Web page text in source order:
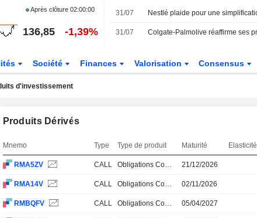
Après clôture02:00:00
136,85 -1,39%
31/07
31/07
Société Finances Valorisation Consensus
d'investissement
Produits Dérivés
Mnemo Type Type de produit Maturité Elasticité
RMA5ZV CALL Obligations Convertibles 21/12/2026
RMA14V CALL Obligations Convertibles 02/11/2026
RMBQFV CALL Obligations Convertibles 05/04/2027